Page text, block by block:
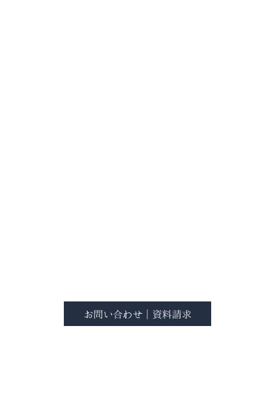
お問い合わせ｜資料請求